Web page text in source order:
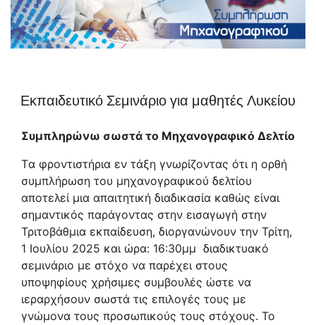
Εκπαιδευτικό Σεμινάριο για μαθητές Λυκείου
Συμπληρώνω σωστά το Μηχανογραφικό Δελτίο
Tα φροντιστήρια εν τάξη γνωρίζοντας ότι η ορθή
συμπλήρωση του μηχανογραφικού δελτίου
αποτελεί μια απαιτητική διαδικασία καθώς είναι
σημαντικός παράγοντας στην εισαγωγή στην
Τριτοβάθμια εκπαίδευση, διοργανώνουν την Τρίτη,
1 Ιουλίου 2025 και ώρα: 16:30μμ διαδικτυακό
σεμινάριο με στόχο να παρέχει στους
υποψηφίους χρήσιμες συμβουλές ώστε να
ιεραρχήσουν σωστά τις επιλογές τους με
γνώμονα τους προσωπικούς τους στόχους. Το